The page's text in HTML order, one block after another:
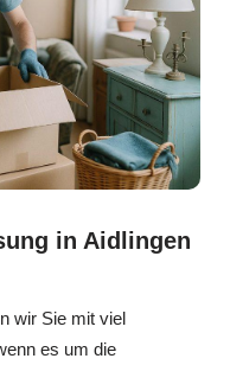
in Aidlingen
wir Sie mit viel
es um die